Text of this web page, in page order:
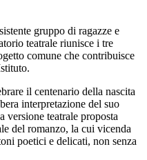
gruppo di ragazze e
teatrale riunisce i tre
comune che contribuisce
il centenario della nascita
interpretazione del suo
versione teatrale proposta
del romanzo, la cui vicenda
poetici e delicati, non senza